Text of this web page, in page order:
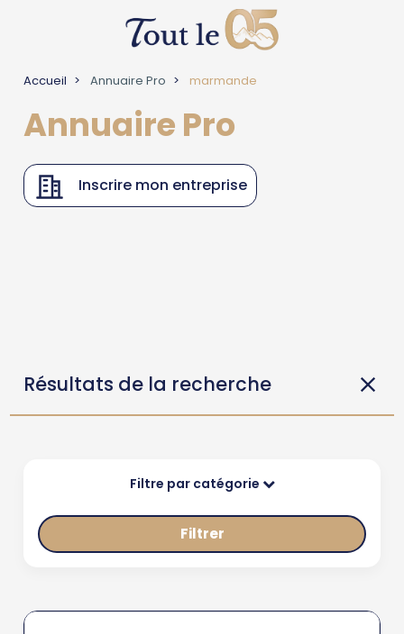
Accueil Annuaire Pro marmande
Annuaire Pro
Inscrire mon entreprise
Résultats de la recherche
Filtre par catégorie
Filtrer